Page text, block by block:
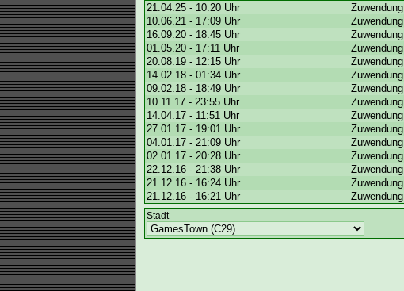
21.04.25 - 10:20 Uhr
Zuwendung
10.06.21 - 17:09 Uhr
Zuwendung
16.09.20 - 18:45 Uhr
Zuwendung
01.05.20 - 17:11 Uhr
Zuwendung
20.08.19 - 12:15 Uhr
Zuwendung
14.02.18 - 01:34 Uhr
Zuwendung
09.02.18 - 18:49 Uhr
Zuwendung
10.11.17 - 23:55 Uhr
Zuwendung
14.04.17 - 11:51 Uhr
Zuwendung
27.01.17 - 19:01 Uhr
Zuwendung
04.01.17 - 21:09 Uhr
Zuwendung
02.01.17 - 20:28 Uhr
Zuwendung
22.12.16 - 21:38 Uhr
Zuwendung
21.12.16 - 16:24 Uhr
Zuwendung
21.12.16 - 16:21 Uhr
Zuwendung
Stadt